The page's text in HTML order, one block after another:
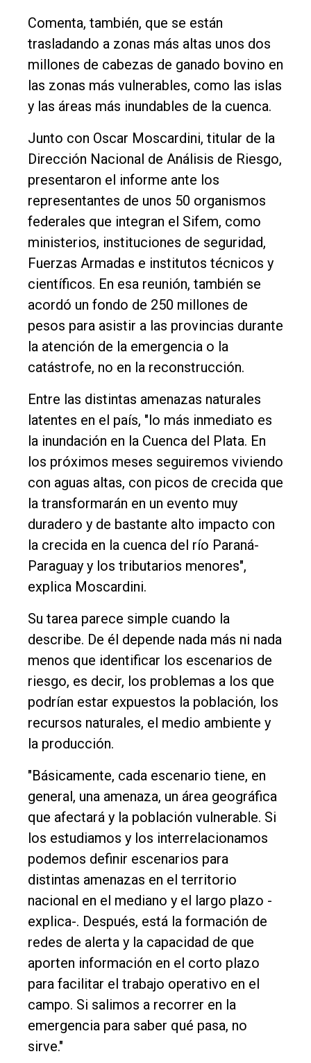
Comenta, también, que se están
trasladando a zonas más altas unos dos
millones de cabezas de ganado bovino en
las zonas más vulnerables, como las islas
y las áreas más inundables de la cuenca.
Junto con Oscar Moscardini, titular de la
Dirección Nacional de Análisis de Riesgo,
presentaron el informe ante los
representantes de unos 50 organismos
federales que integran el Sifem, como
ministerios, instituciones de seguridad,
Fuerzas Armadas e institutos técnicos y
científicos. En esa reunión, también se
acordó un fondo de 250 millones de
pesos para asistir a las provincias durante
la atención de la emergencia o la
catástrofe, no en la reconstrucción.
Entre las distintas amenazas naturales
latentes en el país, "lo más inmediato es
la inundación en la Cuenca del Plata. En
los próximos meses seguiremos viviendo
con aguas altas, con picos de crecida que
la transformarán en un evento muy
duradero y de bastante alto impacto con
la crecida en la cuenca del río Paraná-
Paraguay y los tributarios menores",
explica Moscardini.
Su tarea parece simple cuando la
describe. De él depende nada más ni nada
menos que identificar los escenarios de
riesgo, es decir, los problemas a los que
podrían estar expuestos la población, los
recursos naturales, el medio ambiente y
la producción.
"Básicamente, cada escenario tiene, en
general, una amenaza, un área geográfica
que afectará y la población vulnerable. Si
los estudiamos y los interrelacionamos
podemos definir escenarios para
distintas amenazas en el territorio
nacional en el mediano y el largo plazo -
explica-. Después, está la formación de
redes de alerta y la capacidad de que
aporten información en el corto plazo
para facilitar el trabajo operativo en el
campo. Si salimos a recorrer en la
emergencia para saber qué pasa, no
sirve."